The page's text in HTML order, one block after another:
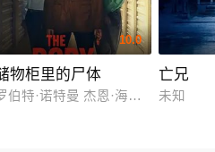
10.0
物柜里的尸体
伯特·诺特曼 杰恩·海特迈尔
亡兄
未知